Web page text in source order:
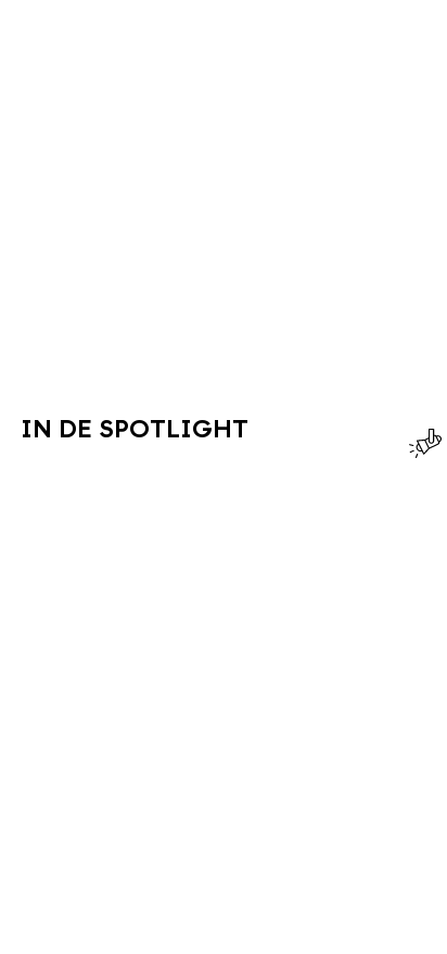
IN DE SPOTLIGHT